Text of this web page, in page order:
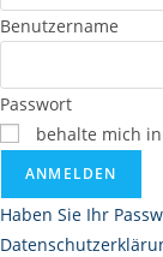
Benutzername
Passwort
behalte mich
ANMELDEN
Haben Sie Ihr